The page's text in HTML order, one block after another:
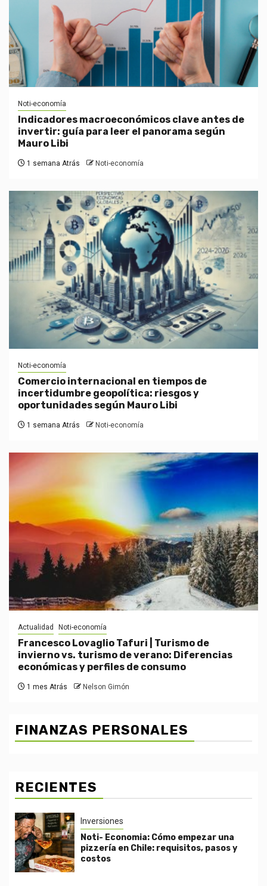
Noti-economía
Indicadores macroeconómicos clave antes de
invertir: guía para leer el panorama según
Mauro Libi
1 semana Atrás Noti-economía
Noti-economía
Comercio internacional en tiempos de
incertidumbre geopolítica: riesgos y
oportunidades según Mauro Libi
1 semana Atrás Noti-economía
Actualidad Noti-economía
Francesco Lovaglio Tafuri | Turismo de
invierno vs. turismo de verano: Diferencias
económicas y perfiles de consumo
1 mes Atrás Nelson Gimón
FINANZAS PERSONALES
RECIENTES
Inversiones
Noti- Economia: Cómo empezar una
pizzería en Chile: requisitos, pasos y
costos